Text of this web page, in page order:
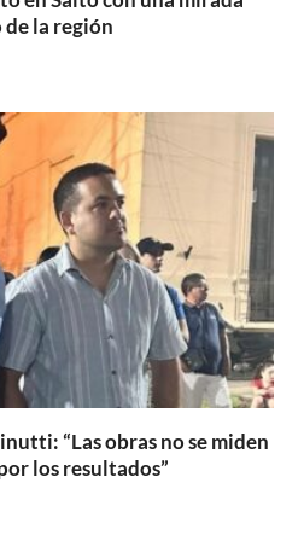
la región
“Las obras no se miden
los resultados”